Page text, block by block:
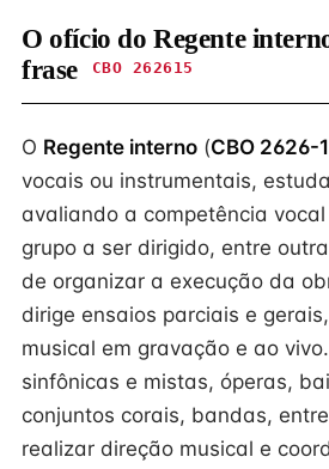
O ofício do Regente
frase
CBO 262615
O Regente interno (CBO 2626-
vocais ou instrumentais,
avaliando a competência
grupo a ser dirigido, entre
de organizar a execução da
dirige ensaios parciais e
musical em gravação e ao
sinfônicas e mistas, óperas,
conjuntos corais, bandas,
realizar direção musical e